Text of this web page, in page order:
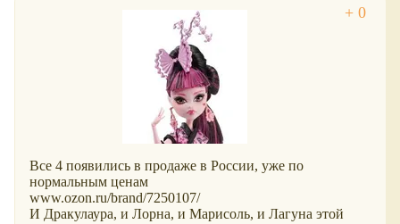
Все 4 появились в продаже в России, уже по
нормальным ценам
www.ozon.ru/brand/7250107/
И Дракулаура, и Лорна, и Марисоль, и Лагуна этой